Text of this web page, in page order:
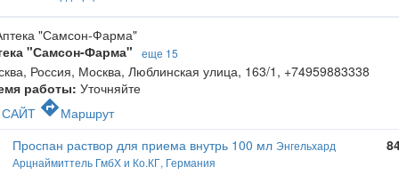
"Самсон-Фарма" еще 15
Россия, Москва, Люблинская улица, 163/1 , +74959883338
работы: Уточняйте
САЙТ directionsМаршрут
Проспан раствор для приема внутрь 100 мл Энгельхард
Арцнаймиттель ГмбХ и Ко.КГ, Германия